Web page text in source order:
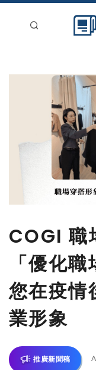
新聞稿分類
COGI 職
「優化
您在疫情
業形象
推廣新聞稿